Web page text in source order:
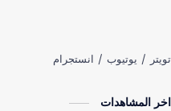
اخر المشاهدات